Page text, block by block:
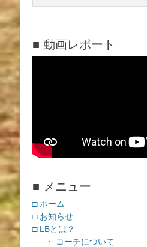
■ 動画レポート
■ メニュー
□ ホーム
□ お知らせ
□ LBとは？
・ コーチについて